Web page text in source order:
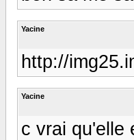
Yacine
http://
Yacine
c vrai qu'elle